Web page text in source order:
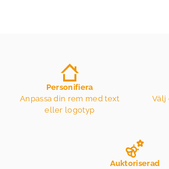
Personifiera
Anpassa din rem med text
eller logotyp
Välj
Auktoriserad